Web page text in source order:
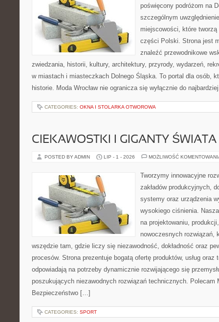
poświęcony podróżom na
szczególnym
miejscowości, które
części Polski. Strona jest
znaleźć przewodnikowe
zwiedzania, historii, kultury, architektury, przyrody, wydarzeń,
w miastach i miasteczkach Dolnego Śląska. To portal dla osób,
historie. Moda Wrocław nie ogranicza się wyłącznie do
CATEGORIES: OKNA I STOLARKA OTWOROWA
CIEKAWOSTKI I GIGANTY ŚWIATA
POSTED BY ADMIN LIP - 1 - 2026 MOŻLIWOŚĆ
Tworzymy innowacyjne
zakładów produkcyjnych,
systemy oraz urządzenia
wysokiego ciśnienia.
na projektowaniu,
nowoczesnych rozwiązań,
wszędzie tam, gdzie liczy się niezawodność, dokładność oraz
procesów. Strona prezentuje bogatą ofertę produktów, usług oraz
odpowiadają na potrzeby dynamicznie rozwijającego się
poszukujących niezawodnych rozwiązań technicznych. Polecam
Bezpieczeństwo […]
CATEGORIES: SPORT